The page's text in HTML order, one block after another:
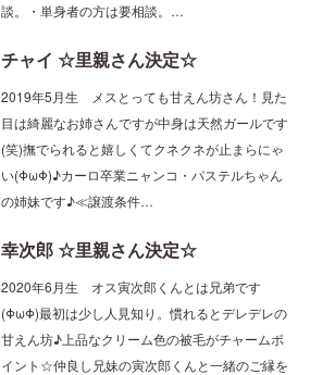
2019年5月生 メスとっても甘えん坊さん！見た
目は綺麗なお姉さんですが中身は天然ガールです
(笑)撫でられると嬉しくてクネクネが止まらにゃ
い(ΦωΦ)♪カーロ卒業ニャンコ・パステルちゃん
の姉妹です♪≪譲渡条件…
2020年6月生 オス寅次郎くんとは兄弟です
(ΦωΦ)最初は少し人見知り。慣れるとデレデレの
甘えん坊♪上品なクリーム色の被毛がチャームポ
イント☆仲良し兄妹の寅次郎くんと一緒のご縁を
お待ちしております！≪譲渡条件≫…